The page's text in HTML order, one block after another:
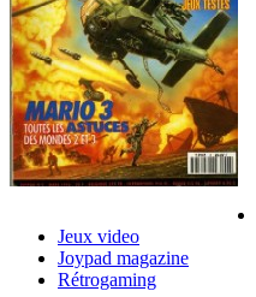
Jeux video
Joypad magazine
Rétrogaming